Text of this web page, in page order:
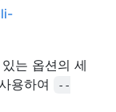
는 옵션의 세
용하여
--